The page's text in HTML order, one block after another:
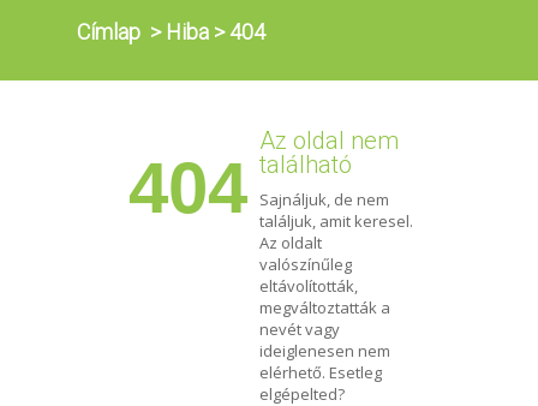
Címlap > Hiba >404
404
Az oldal nem
található
Sajnáljuk, de nem
találjuk, amit keresel.
Az oldalt
valószínűleg
eltávolították,
megváltoztatták a
nevét vagy
ideiglenesen nem
elérhető. Esetleg
elgépelted?